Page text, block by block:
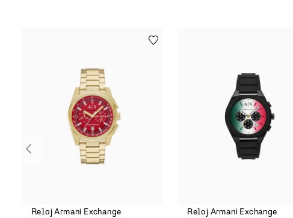
Reloj Armani Exchange Reloj Armani Exchange